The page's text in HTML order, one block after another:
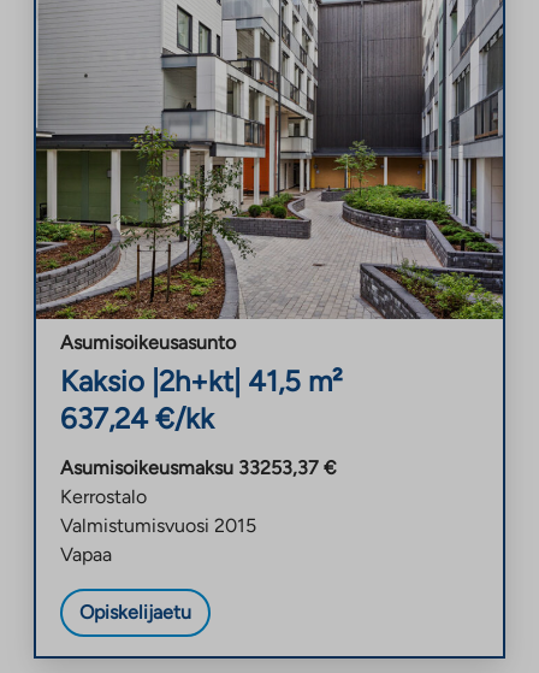
Asumisoikeusasunto
Kaksio 2h+kt| 41,5 m²
637,24 €/kk
Asumisoikeusmaksu 33253,37 €
Kerrostalo
Valmistumisvuosi 2015
Vapaa
Opiskelijaetu